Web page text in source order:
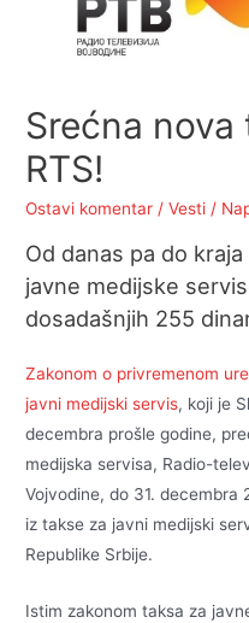
Srećna nova
RTS!
Ostavi komentar /Vesti /
Od danas pa do
javne medijske
dosadašnjih 255
Zakonom o privremenom
javni medijski servis, koji je
decembra prošle godine,
medijska servisa, Radio-
Vojvodine, do 31. decembra
iz takse za javni medijski
Republike Srbije.
Istim zakonom taksa za